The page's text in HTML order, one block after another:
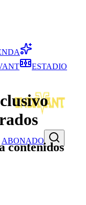
ABONADO
ESTADIO
contenidos